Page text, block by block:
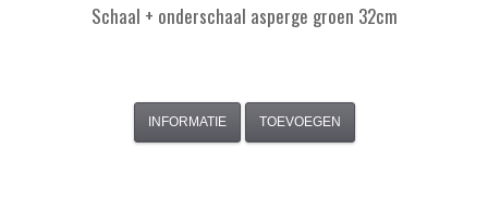
Schaal + onderschaal asperge groen 32cm
INFORMATIE TOEVOEGEN